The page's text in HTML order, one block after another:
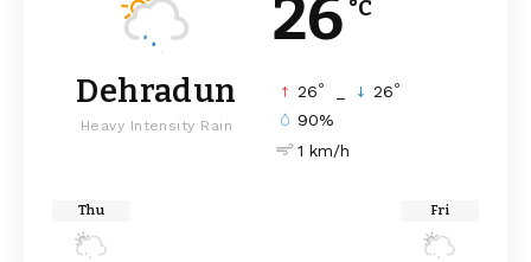
26 °C
Dehradun
Heavy Intensity Rain
26° 26°
90%
1 km/h
Thu Fri